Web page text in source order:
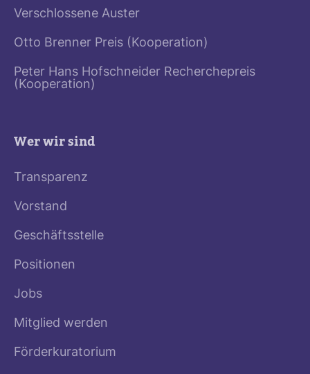
Verschlossene Auster
Otto Brenner Preis (Kooperation)
Peter Hans Hofschneider Recherchepreis
(Kooperation)
Wer wir sind
Transparenz
Vorstand
Geschäftsstelle
Positionen
Jobs
Mitglied werden
Förderkuratorium